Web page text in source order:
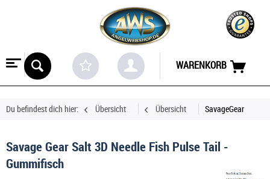
WARENKORB
Du befindest dich hier: Übersicht Übersicht SavageGear
Savage Gear Salt 3D Needle Fish Pulse Tail -
Gummifisch